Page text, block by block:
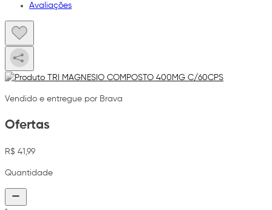
Avaliações
Vendido e entregue por Brava
Ofertas
R$ 41,99
Quantidade